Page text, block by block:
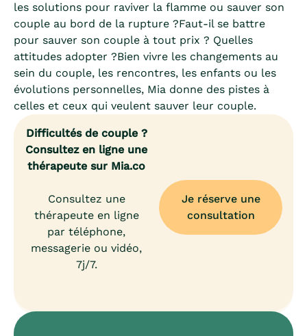
les solutions pour raviver la flamme ou sauver son
couple au bord de la rupture ?Faut-il se battre
pour sauver son couple à tout prix ? Quelles
attitudes adopter ?Bien vivre les changements au
sein du couple, les rencontres, les enfants ou les
évolutions personnelles, Mia donne des pistes à
celles et ceux qui veulent sauver leur couple.
Difficultés de couple ?
Consultez en ligne une
thérapeute sur Mia.co
Consultez une
thérapeute en ligne
par téléphone,
messagerie ou vidéo,
7j/7.
Je réserve une
consultation